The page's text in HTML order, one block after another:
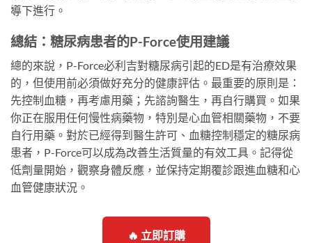
導下進行。
總結：糖尿病患者的P-Force使用建議
總的來說，P-Force必利吉對糖尿病引起的ED是有治療效果
的，但使用前必須做好充分的健康評估。最重要的原則是：
先控制血糖，再考慮用藥；先諮詢醫生，再自行購買。如果
你正在服用任何慢性病藥物，特別是心血管相關藥物，不要
自行用藥。對於已經得到醫生許可、血糖控制穩定的糖尿病
患者，P-Force可以成為改善生活質量的有效工具。記得從
低劑量開始，觀察身體反應，並保持定期覆診跟進血糖和心
血管健康狀況。
🔥 立即訂購